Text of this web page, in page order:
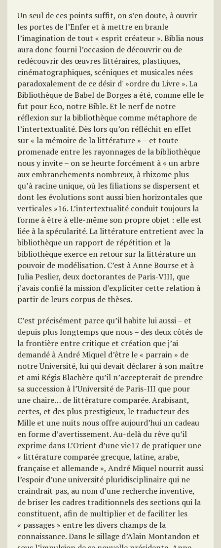
Un seul de ces points suffit, on s’en doute, à ouvrir
les portes de l’Enfer et à mettre en branle
l’imagination de tout « esprit créateur ». Biblia nous
aura donc fourni l’occasion de découvrir ou de
redécouvrir des œuvres littéraires, plastiques,
cinématographiques, scéniques et musicales nées
paradoxalement de ce désir d' »ordre du Livre ». La
Bibliothèque de Babel de Borges a été, comme elle le
fut pour Eco, notre Bible. Et le nerf de notre
réflexion sur la bibliothèque comme métaphore de
l’intertextualité. Dès lors qu’on réfléchit en effet
sur « la mémoire de la littérature » – et toute
promenade entre les rayonnages de la bibliothèque
nous y invite – on se heurte forcément à « un arbre
aux embranchements nombreux, à rhizome plus
qu’à racine unique, où les filiations se dispersent et
dont les évolutions sont aussi bien horizontales que
verticales »16. L’intertextualité conduit toujours la
forme à être à elle-même son propre objet : elle est
liée à la spécularité. La littérature entretient avec la
bibliothèque un rapport de répétition et la
bibliothèque exerce en retour sur la littérature un
pouvoir de modélisation. C’est à Anne Bourse et à
Julia Peslier, deux doctorantes de Paris-VIII, que
j’avais confié la mission d’expliciter cette relation à
partir de leurs corpus de thèses.
C’est précisément parce qu’il habite lui aussi – et
depuis plus longtemps que nous – des deux côtés de
la frontière entre critique et création que j’ai
demandé à André Miquel d’être le « parrain » de
notre Université, lui qui devait déclarer à son maître
et ami Régis Blachère qu’il n’accepterait de prendre
sa succession à l’Université de Paris-III que pour
une chaire… de littérature comparée. Arabisant,
certes, et des plus prestigieux, le traducteur des
Mille et une nuits nous offre aujourd’hui un cadeau
en forme d’avertissement. Au-delà du rêve qu’il
exprime dans L’Orient d’une vie17 de pratiquer une
« littérature comparée grecque, latine, arabe,
française et allemande », André Miquel nourrit aussi
l’espoir d’une université pluridisciplinaire qui ne
craindrait pas, au nom d’une recherche inventive,
de briser les cadres traditionnels des sections qui la
constituent, afin de multiplier et de faciliter les
« passages » entre les divers champs de la
connaissance. Dans le sillage d’Alain Montandon et